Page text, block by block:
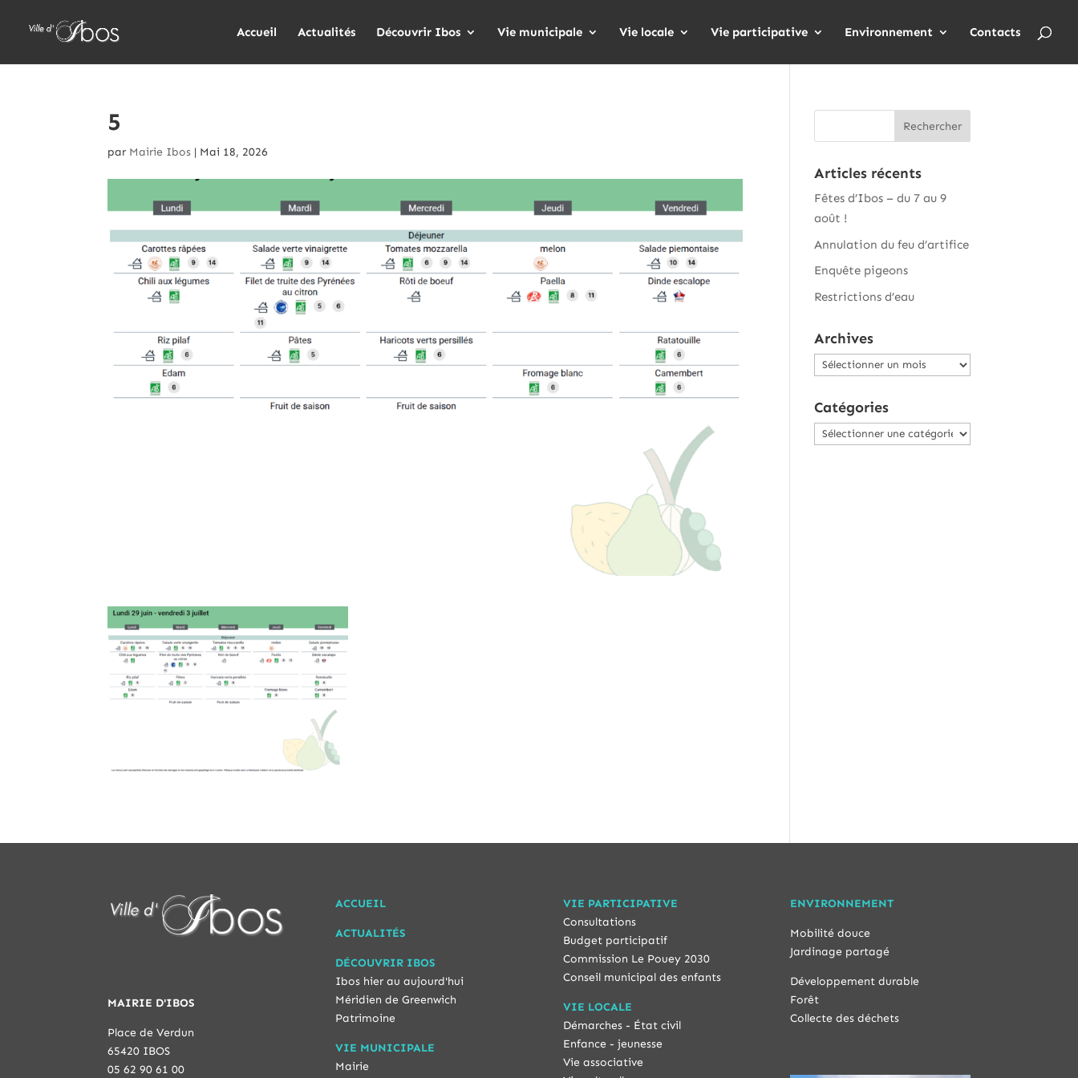
Accueil Actualités Découvrir Ibos Vie municipale Vie locale Vie participative Environnement Contacts
5
par Mairie Ibos | Mai 18, 2026
Articles récents
Fêtes d’Ibos – du 7 au 9
août !
Annulation du feu d’artifice
Enquête pigeons
Restrictions d’eau
Archives
Archives
Catégories
Catégories
MAIRIE D'IBOS
Place de Verdun
65420 IBOS
05 62 90 61 00
ACCUEIL
ACTUALITÉS
DÉCOUVRIR IBOS
Ibos hier au aujourd'hui
Méridien de Greenwich
Patrimoine
VIE MUNICIPALE
Mairie
VIE PARTICIPATIVE
Consultations
Budget participatif
Commission Le Pouey 2030
Conseil municipal des enfants
VIE LOCALE
Démarches - État civil
Enfance - jeunesse
Vie associative
ENVIRONNEMENT
Mobilité douce
Jardinage partagé
Développement durable
Forêt
Collecte des déchets